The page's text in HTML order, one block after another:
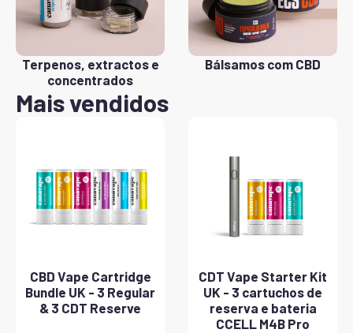
Terpenos, extractos e
concentrados
Bálsamos com CBD
Mais vendidos
CBD Vape Cartridge
Bundle UK - 3 Regular
& 3 CDT Reserve
CDT Vape Starter Kit
UK - 3 cartuchos de
reserva e bateria
CCELL M4B Pro